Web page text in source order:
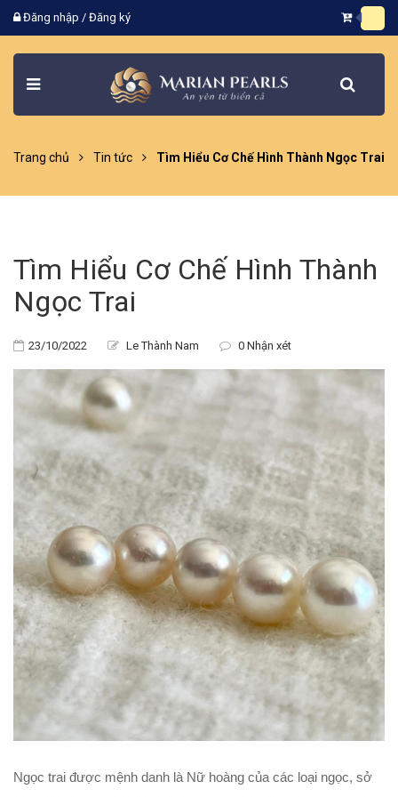
Đăng nhập / Đăng ký
Trang chủ Tin tức Tìm Hiểu Cơ Chế Hình Thành Ngọc Trai
Tìm Hiểu Cơ Chế Hình Thành
Ngọc Trai
23/10/2022 Le Thành Nam 0 Nhận xét
Ngọc trai được mệnh danh là Nữ hoàng của các loại ngọc, sở